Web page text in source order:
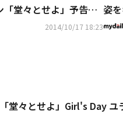
堂々とせよ」予告映
2014/10/17 18:23
姿
「堂々とせよ」Girl's Day